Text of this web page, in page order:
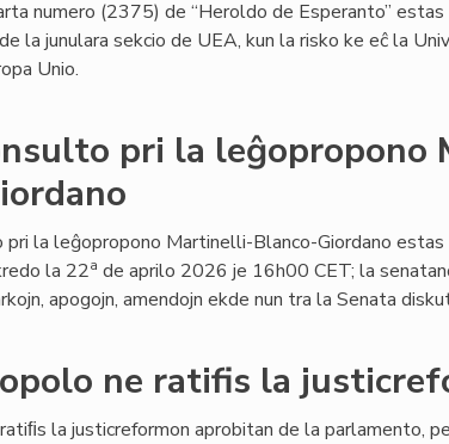
numero (2375) de “Heroldo de Esperanto” estas
la junulara sekcio de UEA, kun la risko ke eĉ la
Unio.
pri la leĝopropono
pri la leĝopropono Martinelli-Blanco-Giordano estas
la 22a de aprilo 2026 je 16h00 CET; la
apogojn, amendojn ekde nun tra la Senata
ne ratifis la
la justicreformon aprobitan de la parlamento,